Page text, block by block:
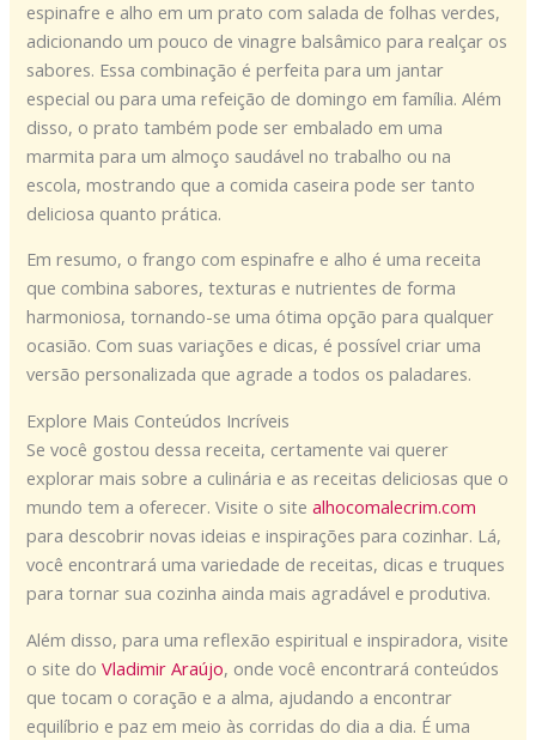
espinafre e alho em um prato com salada de folhas verdes,
adicionando um pouco de vinagre balsâmico para realçar os
sabores. Essa combinação é perfeita para um jantar
especial ou para uma refeição de domingo em família. Além
disso, o prato também pode ser embalado em uma
marmita para um almoço saudável no trabalho ou na
escola, mostrando que a comida caseira pode ser tanto
deliciosa quanto prática.
Em resumo, o frango com espinafre e alho é uma receita
que combina sabores, texturas e nutrientes de forma
harmoniosa, tornando-se uma ótima opção para qualquer
ocasião. Com suas variações e dicas, é possível criar uma
versão personalizada que agrade a todos os paladares.
Explore Mais Conteúdos Incríveis
Se você gostou dessa receita, certamente vai querer
explorar mais sobre a culinária e as receitas deliciosas que o
mundo tem a oferecer. Visite o sitealhocomalecrim.com
para descobrir novas ideias e inspirações para cozinhar. Lá,
você encontrará uma variedade de receitas, dicas e truques
para tornar sua cozinha ainda mais agradável e produtiva.
Além disso, para uma reflexão espiritual e inspiradora, visite
o site doVladimir Araújo, onde você encontrará conteúdos
que tocam o coração e a alma, ajudando a encontrar
equilíbrio e paz em meio às corridas do dia a dia. É uma